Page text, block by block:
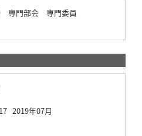
専門部会 専門委員
2019年07月